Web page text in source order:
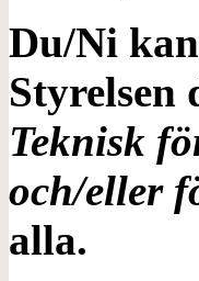
Du/Ni
Styrelsen
Teknisk
och/eller
alla.